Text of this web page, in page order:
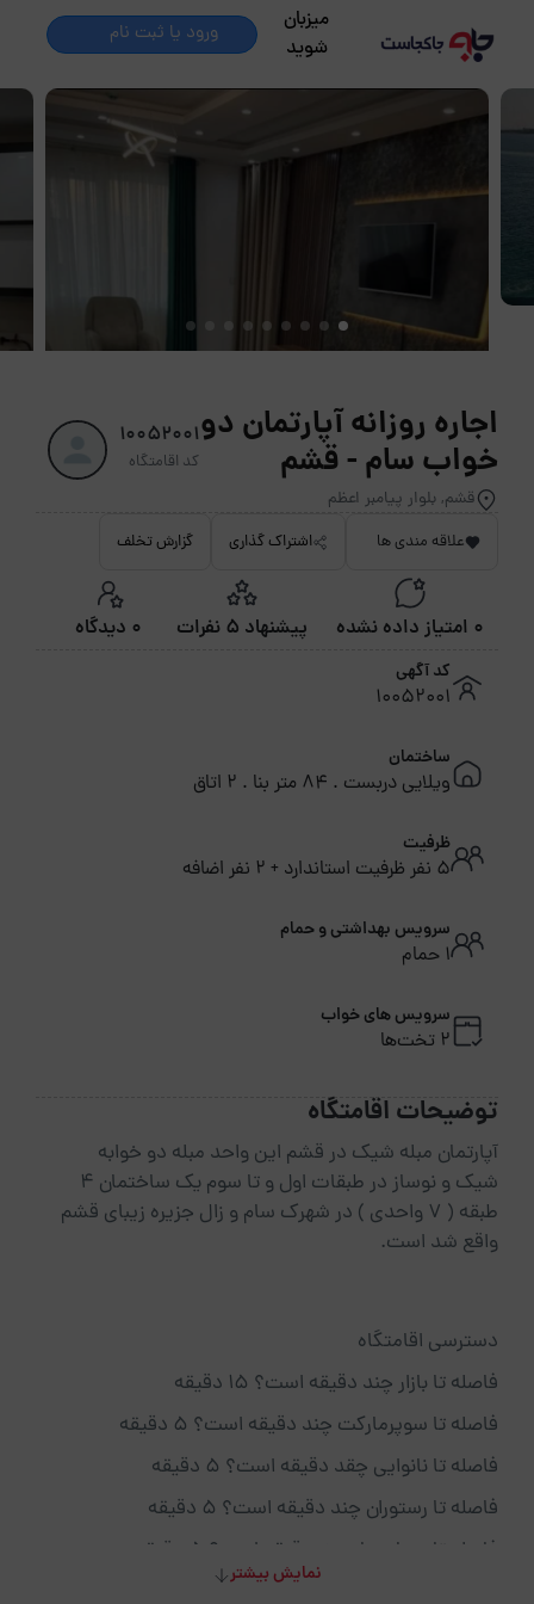
میزبان
شوید
ورود یا ثبت نام
اجاره روزانه آپارتمان دو
خواب سام - قشم
قشم, بلوار پیامبر اعظم
10052001
کد اقامتگاه
علاقه مندی ها اشتراک گذاری گزارش تخلف
0 امتیاز داده نشده پیشنهاد 5 نفرات 0 دیدگاه
کد آگهی
10052001
ساختمان
ویلایی دربست . 84 متر بنا . 2 اتاق
ظرفیت
5 نفر ظرفیت استاندارد + 2 نفر اضافه
سرویس بهداشتی و حمام
1 حمام
سرویس های خواب
2 تخت‌ها
توضیحات اقامتگاه
آپارتمان مبله شیک در قشم این واحد مبله دو خوابه
شیک و نوساز در طبقات اول و تا سوم یک ساختمان 4
طبقه ( 7 واحدی ) در شهرک سام و زال جزیره زیبای قشم
واقع شد است.
دسترسی اقامتگاه
فاصله تا بازار چند دقیقه است؟ 15 دقیقه
فاصله تا سوپرمارکت چند دقیقه است؟ 5 دقیقه
فاصله تا نانوایی چقد دقیقه است؟ 5 دقیقه
فاصله تا رستوران چند دقیقه است؟ 5 دقیقه
فاصله تا بیمارستان چنددقیقه است؟ 5 دقیقه
فاصله تا کافی شاپ چنددقیقه است؟ 5 دقیقه
نمایش بیشتر